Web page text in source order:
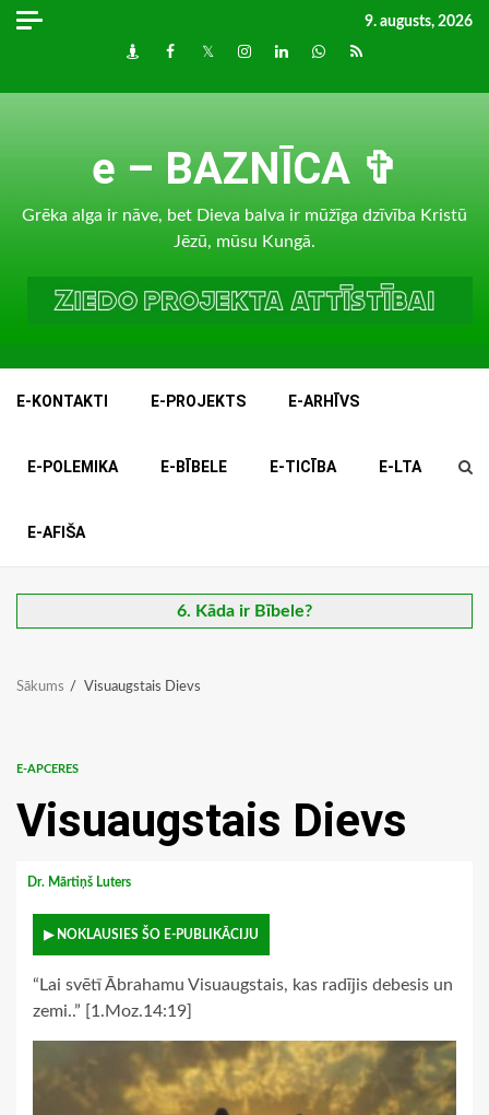
Skip
9. augusts, 2026
DraugiemFacebook
TwitterInstagram
LinkedInwhatsapp
RSS
e – BAZNĪCA ✞
Grēka alga ir nāve, bet Dieva balva ir mūžīga dzīvība Kristū
Jēzū, mūsu Kungā.
E-KONTAKTI E-PROJEKTS E-ARHĪVS
E-POLEMIKA E-BĪBELE E-TICĪBA E-LTA
E-AFIŠA
6. Kāda ir Bībele?
Sākums Visuaugstais Dievs
E-APCERES
Visuaugstais Dievs
Dr. Mārtiņš Luters
▶ NOKLAUSIES ŠO E-PUBLIKĀCIJU
“Lai svētī Ābrahamu Visuaugstais, kas radījis debesis un
zemi..” [1.Moz.14:19]